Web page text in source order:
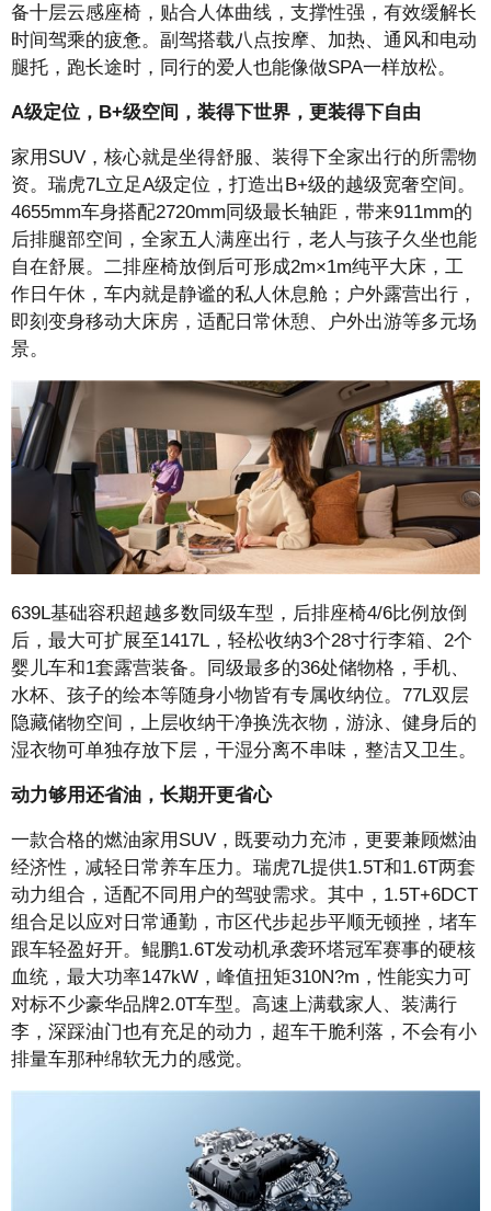
备十层云感座椅，贴合人体曲线，支撑性强，有效缓解长
时间驾乘的疲惫。副驾搭载八点按摩、加热、通风和电动
腿托，跑长途时，同行的爱人也能像做SPA一样放松。
A级定位 ， B+级空间，装得下世界，更装得下自由
家用SUV，核心就是坐得舒服、装得下全家出行的所需物
资。瑞虎7L立足A级定位，打造出B+级的越级宽奢空间。
4655mm车身搭配2720mm同级最长轴距，带来911mm的
后排腿部空间，全家五人满座出行，老人与孩子久坐也能
自在舒展。二排座椅放倒后可形成2m×1m纯平大床，工
作日午休，车内就是静谧的私人休息舱；户外露营出行，
即刻变身移动大床房，适配日常休憩、户外出游等多元场
景。
639L基础容积超越多数同级车型，后排座椅4/6比例放倒
后，最大可扩展至1417L，轻松收纳3个28寸行李箱、2个
婴儿车和1套露营装备。同级最多的36处储物格，手机、
水杯、孩子的绘本等随身小物皆有专属收纳位。77L双层
隐藏储物空间，上层收纳干净换洗衣物，游泳、健身后的
湿衣物可单独存放下层，干湿分离不串味，整洁又卫生。
动力够用还省油，长期开更省心
一款合格的燃油家用SUV，既要动力充沛，更要兼顾燃油
经济性，减轻日常养车压力。瑞虎7L提供1.5T和1.6T两套
动力组合，适配不同用户的驾驶需求。其中，1.5T+6DCT
组合足以应对日常通勤，市区代步起步平顺无顿挫，堵车
跟车轻盈好开。鲲鹏1.6T发动机承袭环塔冠军赛事的硬核
血统，最大功率147kW，峰值扭矩310N?m，性能实力可
对标不少豪华品牌2.0T车型。高速上满载家人、装满行
李，深踩油门也有充足的动力，超车干脆利落，不会有小
排量车那种绵软无力的感觉。